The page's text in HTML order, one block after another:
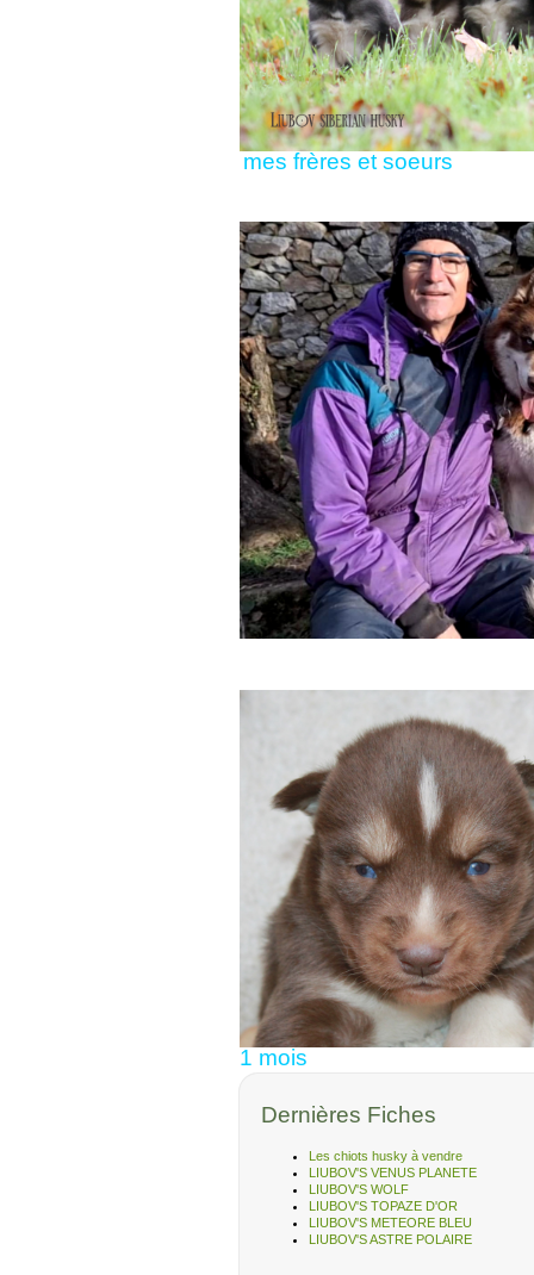
mes frères et soeurs
1 mois
Dernières Fiches
Les chiots husky à vendre
LIUBOV'S VENUS PLANETE
LIUBOV'S WOLF
LIUBOV'S TOPAZE D'OR
LIUBOV'S METEORE BLEU
LIUBOV'S ASTRE POLAIRE